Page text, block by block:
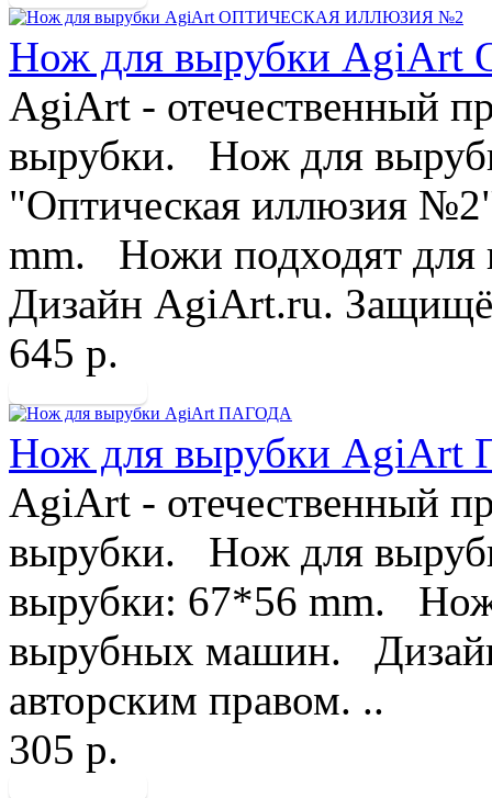
Нож для вырубки
AgiArt - отечественный
вырубки. Нож для
"Оптическая иллюзия
mm. Ножи подходят
Дизайн AgiArt.ru.
645 р.
Нож для вырубки
AgiArt - отечественный
вырубки. Нож для
вырубки: 67*56 mm.
вырубных машин.
авторским правом. ..
305 р.